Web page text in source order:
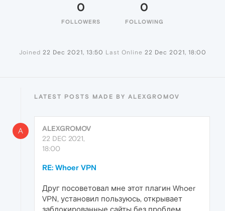
0
FOLLOWERS
0
FOLLOWING
Joined 22 Dec 2021, 13:50 Last Online 22 Dec 2021, 18:00
LATEST POSTS MADE BY ALEXGROMOV
A
ALEXGROMOV
22 DEC 2021,
18:00
RE: Whoer VPN
Друг посоветовал мне этот плагин Whoer
VPN, установил пользуюсь, открывает
заблокированные сайты без проблем.